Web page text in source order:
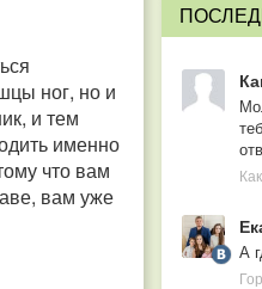
ног, но и
и тем
именно
что вам
вам уже
А